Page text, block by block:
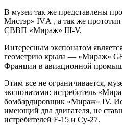
В музеи так же представлены
Мистэр» IVА , а так же
СВВП «Мираж» III-V.
Интересным экспонатом
геометрию крыла — «Мираж»
Франции в авиационной
Этим все не ограничивается,
экспонатами: истребитель
бомбардировщик «Мираж» IV.
имеющий два двигателя, не
истребителей F-15 и Су-27.